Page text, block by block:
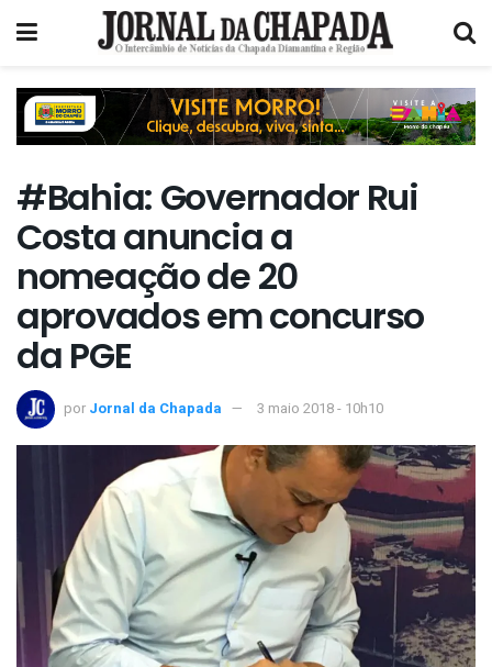
#Bahia: Governador Rui
Costa anuncia a
nomeação de 20
aprovados em concurso
da PGE
por Jornal da Chapada 3 maio 2018 - 10h10